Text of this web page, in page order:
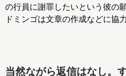
の行員に謝罪したいという彼の
ドミンゴは文章の作成などに協
当然ながら返信はなし。